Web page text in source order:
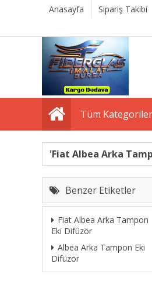
Anasayfa Sipariş Takibi
Tüm Kategoriler
'Fiat Albea Arka
Benzer Etiketler
Fiat Albea Arka Tampon
Eki Difüzör
Albea Arka Tampon Eki
Difüzör